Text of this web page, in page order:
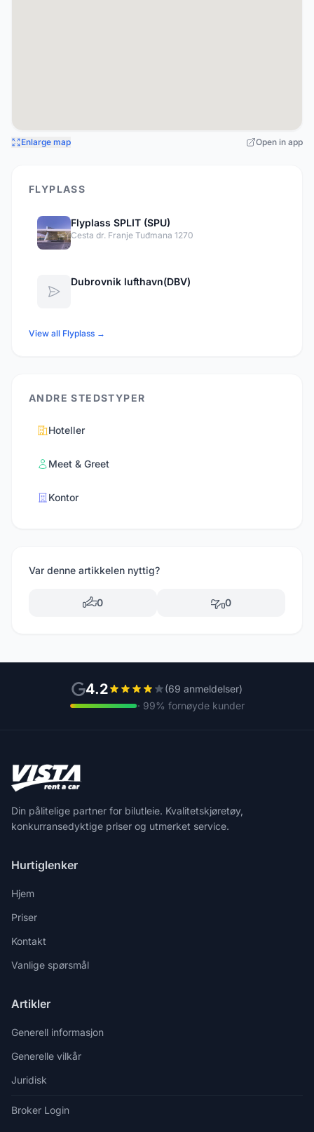
Enlarge map Open in app
FLYPLASS
Flyplass SPLIT (SPU)
Cesta dr. Franje Tuđmana 1270
Dubrovnik lufthavn(DBV)
View all Flyplass →
ANDRE STEDSTYPER
Hoteller
Meet & Greet
Kontor
Var denne artikkelen nyttig?
0 0
4.2
(69 anmeldelser)
· 99% fornøyde kunder
Din pålitelige partner for bilutleie. Kvalitetskjøretøy,
konkurransedyktige priser og utmerket service.
Hurtiglenker
Hjem
Priser
Kontakt
Vanlige spørsmål
Artikler
Generell informasjon
Generelle vilkår
Juridisk
Broker Login